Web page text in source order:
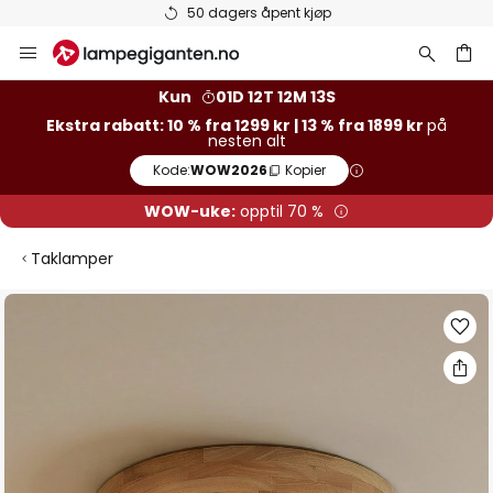
50 dagers åpent kjøp
Hopp
til
Kun
01D 12T 12M 13S
Ekstra rabatt: 10 % fra 1299 kr | 13 % fra 1899 kr på
nesten alt
Kode:WOW2026 Kopier
WOW-uke: opptil 70 %
Taklamper
Gå